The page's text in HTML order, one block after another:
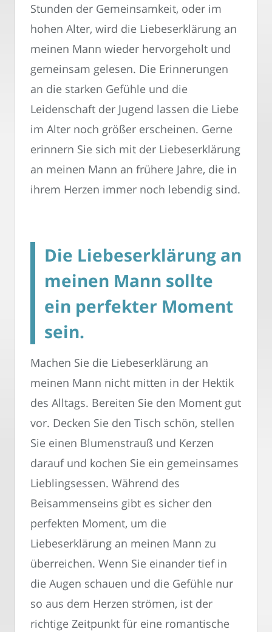
Stunden der Gemeinsamkeit, oder im
hohen Alter, wird die Liebeserklärung an
meinen Mann wieder hervorgeholt und
gemeinsam gelesen. Die Erinnerungen
an die starken Gefühle und die
Leidenschaft der Jugend lassen die Liebe
im Alter noch größer erscheinen. Gerne
erinnern Sie sich mit der Liebeserklärung
an meinen Mann an frühere Jahre, die in
ihrem Herzen immer noch lebendig sind.
Die Liebeserklärung an
meinen Mann sollte
ein perfekter Moment
sein.
Machen Sie die Liebeserklärung an
meinen Mann nicht mitten in der Hektik
des Alltags. Bereiten Sie den Moment gut
vor. Decken Sie den Tisch schön, stellen
Sie einen Blumenstrauß und Kerzen
darauf und kochen Sie ein gemeinsames
Lieblingsessen. Während des
Beisammenseins gibt es sicher den
perfekten Moment, um die
Liebeserklärung an meinen Mann zu
überreichen. Wenn Sie einander tief in
die Augen schauen und die Gefühle nur
so aus dem Herzen strömen, ist der
richtige Zeitpunkt für eine romantische